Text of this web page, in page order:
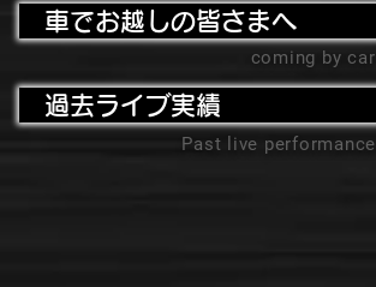
車でお越しの皆さまへ
coming by car
過去ライブ実績
Past live performance